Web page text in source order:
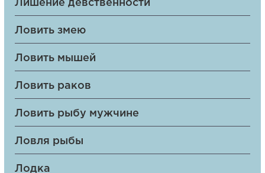
Лишение девственности
Ловить змею
Ловить мышей
Ловить раков
Ловить рыбу мужчине
Ловля рыбы
Лодка